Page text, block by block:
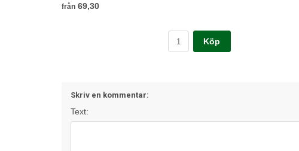
från69,30
Köp
Skriv en kommentar:
Text: